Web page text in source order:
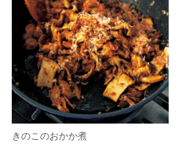
きのこのおかか煮